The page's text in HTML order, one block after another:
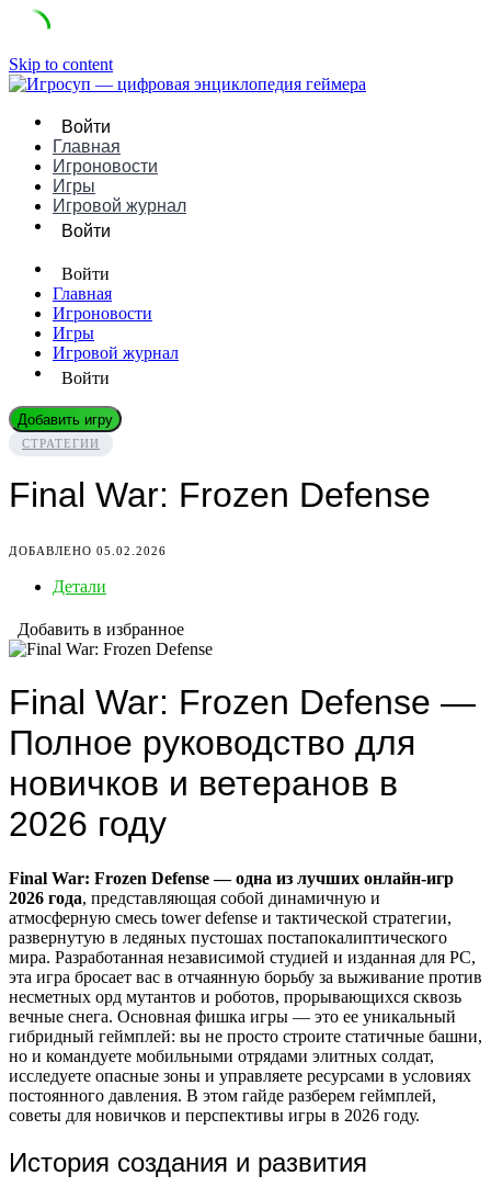
Skip to content
Войти
Главная
Игроновости
Игры
Игровой журнал
Войти
Войти
Главная
Игроновости
Игры
Игровой журнал
Войти
Добавить игру
СТРАТЕГИИ
Final War: Frozen Defense
ДОБАВЛЕНО 05.02.2026
Детали
Добавить в избранное
Final War: Frozen Defense —
Полное руководство для
новичков и ветеранов в
2026 году
Final War: Frozen Defense — одна из лучших онлайн-игр
2026 года, представляющая собой динамичную и
атмосферную смесь tower defense и тактической стратегии,
развернутую в ледяных пустошах постапокалиптического
мира. Разработанная независимой студией и изданная для PC,
эта игра бросает вас в отчаянную борьбу за выживание против
несметных орд мутантов и роботов, прорывающихся сквозь
вечные снега. Основная фишка игры — это ее уникальный
гибридный геймплей: вы не просто строите статичные башни,
но и командуете мобильными отрядами элитных солдат,
исследуете опасные зоны и управляете ресурсами в условиях
постоянного давления. В этом гайде разберем геймплей,
советы для новичков и перспективы игры в 2026 году.
История создания и развития